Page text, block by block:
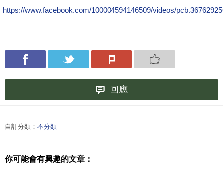
https://www.facebook.com/100004594146509/videos/
回應
自訂分類： 不分類
你可能會有興趣的文章：